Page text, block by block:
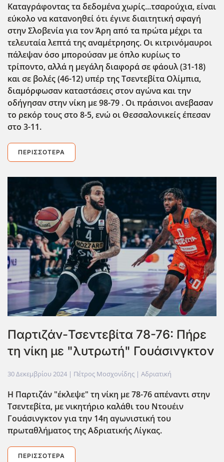
Καταγράφοντας τα δεδομένα χωρίς...τσαρούχια, είναι
εύκολο να κατανοηθεί ότι έγινε διαιτητική σφαγή
στην Σλοβενία για τον Άρη από τα πρώτα μέχρι τα
τελευταία λεπτά της αναμέτρησης. Οι κιτρινόμαυροι
πάλεψαν όσο μπορούσαν με όπλο κυρίως το
τρίποντο, αλλά η μεγάλη διαφορά σε φάουλ (31-18)
και σε βολές (46-12) υπέρ της Τσεντεβίτα Ολίμπια,
διαμόρφωσαν καταστάσεις στον αγώνα και την
οδήγησαν στην νίκη με 98-79 . Οι πράσινοι ανεβασαν
το ρεκόρ τους στο 8-5, ενώ οι Θεσσαλονικείς έπεσαν
στο 3-11.
ΠΕΡΙΣΣΌΤΕΡΑ
Παρτιζάν-Τσεντεβίτα 78-76: Πήρε
τη νίκη με "λυτρωτή" Γουάσινγκτον
30 Δεκεμβρίου 2024 | Πέτρος Μοσχονίδης | Αδριατική
Η Παρτιζάν "έκλεψε" τη νίκη με 78-76 απ΄εναντι στην
Τσεντεβίτα, με νικητήριο καλάθι του Ντουέιν
Γουάσινγκτον για την 14η αγωνιστική του
πρωταθλήματος της Αδριατικής Λίγκας.
ΠΕΡΙΣΣΌΤΕΡΑ